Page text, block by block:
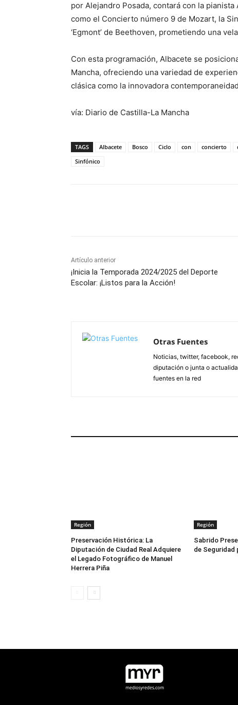
por Alejandro Posada, contará con la
como el Concierto número 9 de Mozart, la
‘Egmont’ de Beethoven, prometiendo una
Con esta programación, Albacete se
Mancha, ofreciendo una variedad de
clásica como la innovadora
vía: Diario de Castilla-La Mancha
TAGS Albacete Bosco Ciclo con concierto
Sinfónico
Artículo anterior
¡Inicia la Temporada 2024/2025 del Deporte
Escolar: ¡Listos para la Acción!
Otras Fuentes
Noticias, twitter, facebook,
diputación o junta o
fuentes en la red
Región
Preservación Histórica: La
Diputación de Ciudad Real Adquiere
el Legado Fotográfico de Manuel
Herrera Piña
Región
Sabrido
de Seguridad